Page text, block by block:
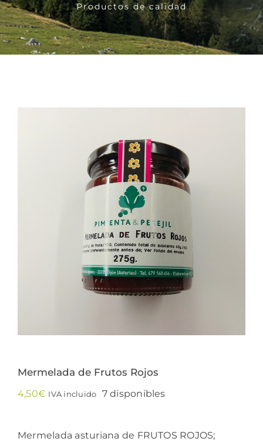
Bebidas
Conservas
Productos de calidad
Mermelada de Frutos Rojos
4,50€ IVA incluido 7 disponibles
Mermelada asturiana de FRUTOS ROJOS;